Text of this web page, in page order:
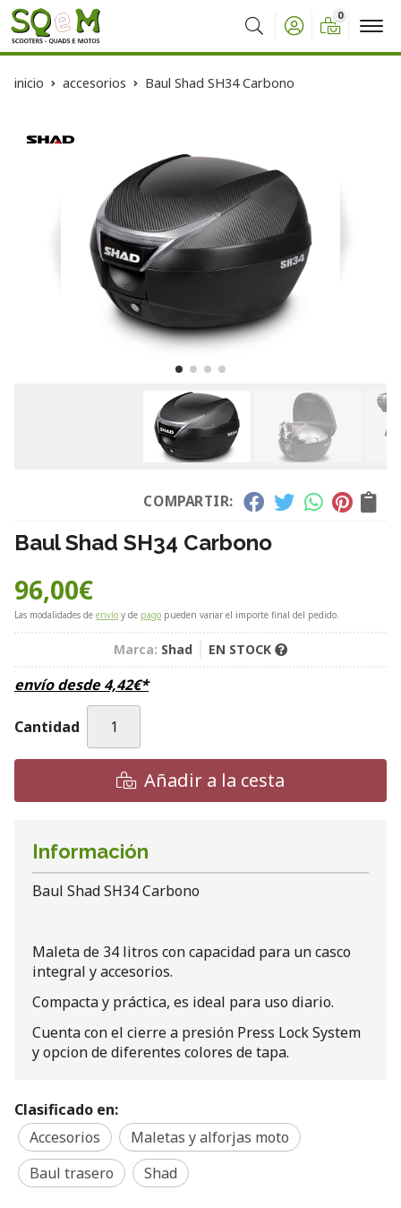
Buscar
0
inicio accesorios Baul Shad SH34 Carbono
COMPARTIR:
Baul Shad SH34 Carbono
96,00€
Las modalidades de envío y de pago pueden variar el importe final del pedido.
Marca: Shad EN STOCK
envío desde4,42€*
Cantidad
Añadir a la cesta
Información
Baul Shad SH34 Carbono
Maleta de 34 litros con capacidad para un casco
integral y accesorios.
Compacta y práctica, es ideal para uso diario.
Cuenta con el cierre a presión Press Lock System
y opcion de diferentes colores de tapa.
Clasificado en:
Accesorios
Maletas y alforjas moto
Baul trasero
Shad